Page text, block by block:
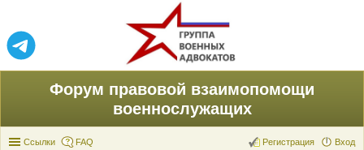
Форум правовой взаимопомощи
военнослужащих
Ссылки FAQ Вход
Регистрация